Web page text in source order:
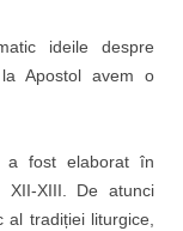
ideile despre
Apostol avem o
fost elaborat în
XII-XIII. De atunci
tradiției liturgice,